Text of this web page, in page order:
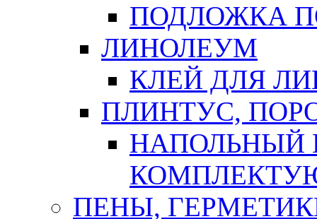
ПОДЛОЖКА
ЛИНОЛЕУМ
КЛЕЙ ДЛЯ
ПЛИНТУС,
НАПОЛЬНЫЙ
ПЕНЫ,